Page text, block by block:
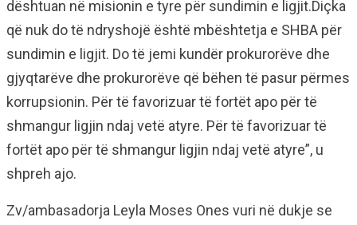
dështuan në misionin e tyre për sundimin e ligjit.Diçka
që nuk do të ndryshojë është mbështetja e SHBA për
sundimin e ligjit. Do të jemi kundër prokurorëve dhe
gjyqtarëve dhe prokurorëve që bëhen të pasur përmes
korrupsionin. Për të favorizuar të fortët apo për të
shmangur ligjin ndaj vetë atyre. Për të favorizuar të
fortët apo për të shmangur ligjin ndaj vetë atyre”, u
shpreh ajo.
Zv/ambasadorja Leyla Moses Ones vuri në dukje se